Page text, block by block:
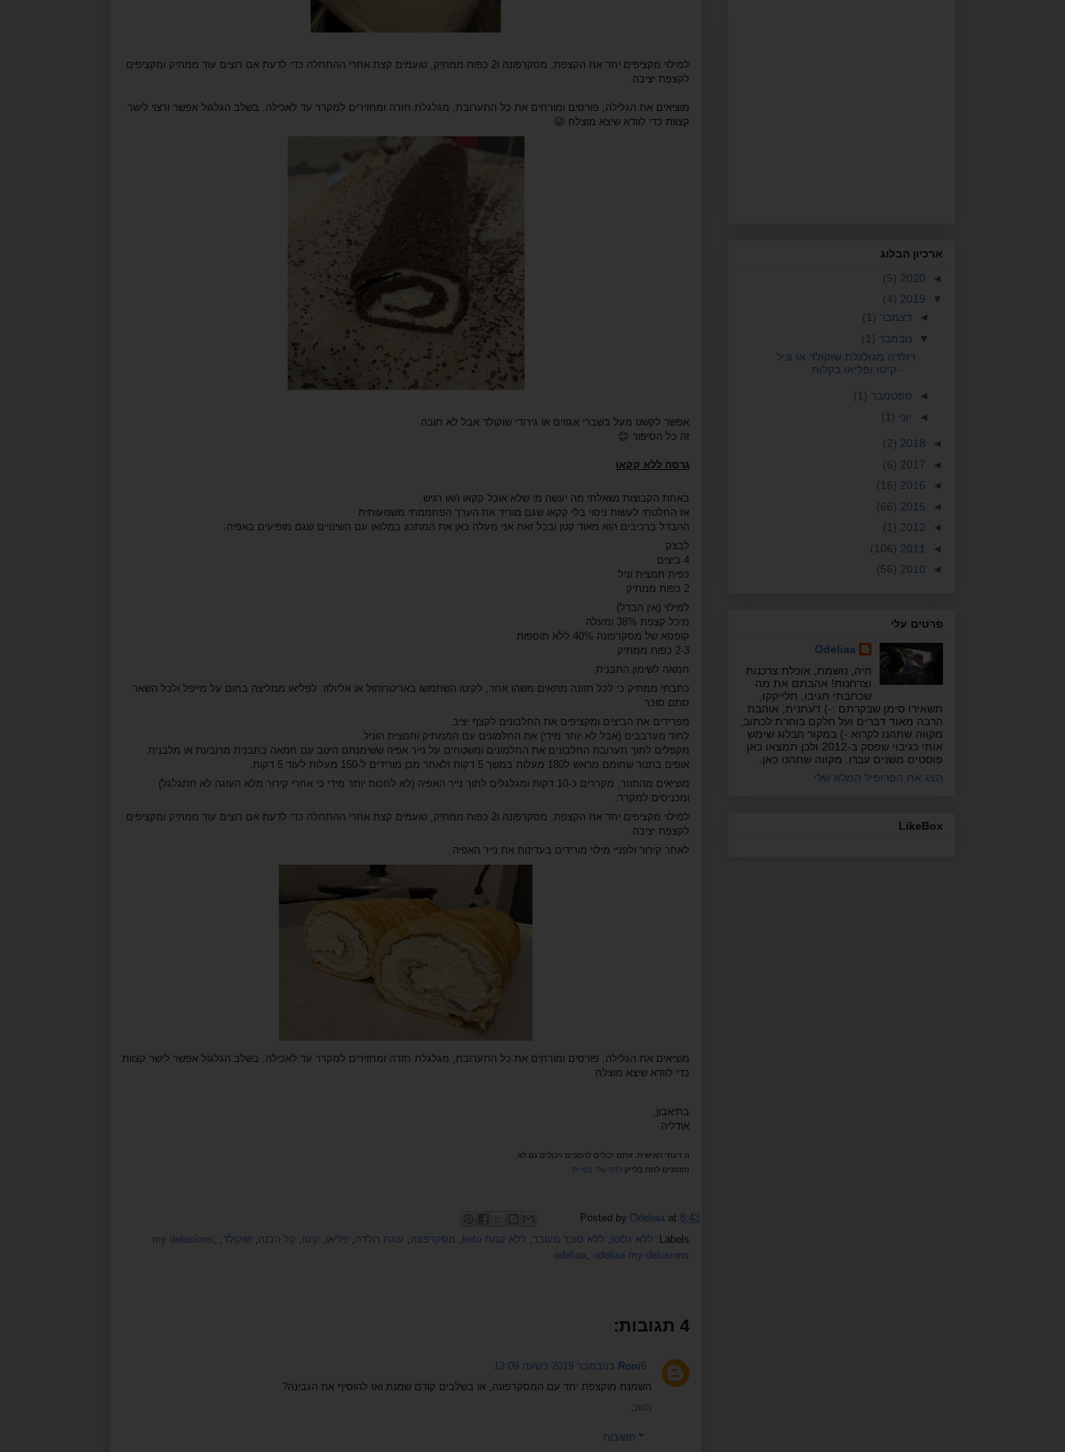
למילוי מקציפים יחד את הקצפת, מסקרפונה ו2 כפות ממתיק, טועמים קצת אחרי ההתחלה כדי לדעת אם רוצים עוד ממתיק ומקציפים
לקצפת יציבה.
מוציאים את הגלילה, פורסים ומורחים את כל התערובת, מגלגלת חזרה ומחזירים למקרר עד לאכילה. בשלב הגלגול אפשר ורצוי לישר
קצוות כדי לוודא שיצא מוצלח 😛
אפשר לקשט מעל בשברי אגוזים או גירודי שוקולד אבל לא חובה.
זה כל הסיפור 😊
גרסה ללא קקאו
באחת הקבוצות נשאלתי מה יעשה מי שלא אוכל קקאו ו/או רגיש.
אז החלטתי לעשות ניסוי בלי קקאו שגם מוריד את הערך הפחממתי משמעותית
ההבדל ברכיבים הוא מאוד קטן ובכל זאת אני מעלה כאן את המתכון במלואו עם השינויים שגם מופיעים באפיה.
לבצק
4 ביצים
כפית תמצית וניל
2 כפות ממתיק
למילוי (אין הבדל)
מיכל קצפת 38% ומעלה
קופסא של מסקרפונה 40% ללא תוספות
2-3 כפות ממתיק
חמאה לשימון התבנית
כתבתי ממתיק כי לכל תזונה מתאים משהו אחר, לקיטו השתמשו באריטרותול או אליולוז. לפליאו ממליצה בחום על מייפל ולכל השאר
סתם סוכר.
מפרידים את הביצים ומקציפים את החלבונים לקצף יציב.
לחוד מערבבים (אבל לא יותר מידי) את החלמונים עם הממתיק ותמצית הוניל.
מקפלים לתוך תערובת החלבונים את החלמונים ומשטחים על נייר אפיה ששימנתם היטב עם חמאה בתבנית מרובעת או מלבנית.
אופים בתנור שחומם מראש ל180 מעלות במשך 5 דקות ולאחר מכן מורידים ל-150 מעלות לעוד 5 דקות.
מוציאים מהתנור, מקררים כ-10 דקות ומגלגלים לתוך נייר האפיה (לא לחכות יותר מידי כי אחרי קירור מלא העוגה לא תתגלגל)
ומכניסים למקרר.
למילוי מקציפים יחד את הקצפת, מסקרפונה ו2 כפות ממתיק, טועמים קצת אחרי ההתחלה כדי לדעת אם רוצים עוד ממתיק ומקציפים
לקצפת יציבה.
לאחר קירור ולפניי מילוי מורידים בעדינות את נייר האפיה.
מוציאים את הגלילה, פורסים ומורחים את כל התערובת, מגלגלת חזרה ומחזירים למקרר עד לאכילה. בשלב הגלגול אפשר לישר קצוות
כדי לוודא שיצא מוצלח
בתיאבון,
אודליה
זו דעתי האישית, אתם יכולים להסכים ויכולים גם לא
מוזמנים לתת בלייק לדף שלי בפייס
Posted by Odeliaa at 8:43
Labels:
ללא גלוטן ללא סוכר מעובד ללא קמח keto מסקרפונה עוגת רולדה פליאו קיטו קל הכנה שוקולד my delusions
odeliaa
odeliaa my delusions
4 תגובות:
Roni6 בנובמבר 2019 בשעה 13:09
השמנת מוקצפת יחד עם המסקרפונה, או בשלבים קודם שמנת ואז להוסיף את הגבינה?
השב
תשובות
ארכיון הבלוג
◄
2020
(5)
▼
2019
(4)
◄ דצמבר (1)
▼ נובמבר (1)
רולדה מגולגלת שוקולד או וניל
- קיטו ופליאו בקלות
◄ ספטמבר (1)
◄
יוני (1)
◄
2018
(2)
◄
2017
(6)
◄
2016
(16)
◄
2015
(66)
◄
2012
(1)
◄
2011
(106)
◄
2010
(56)
פרטים עלי
Odeliaa
חיה, נושמת, אוכלת צרכנות
וצרחנות! אהבתם את מה
שכתבתי תגיבו, תלייקקו,
תשאירו סימן שבקרתם :-) דעתנית, אוהבת
הרבה מאוד דברים ועל חלקם בוחרת לכתוב,
מקווה שתהנו לקרוא:-) במקור הבלוג שימש
אותי כגיבוי שפסק ב-2012 ולכן תמצאו כאן
פוסטים משנים עברו. מקווה שתהנו כאן.
הצג את הפרופיל המלא שלי
LikeBox